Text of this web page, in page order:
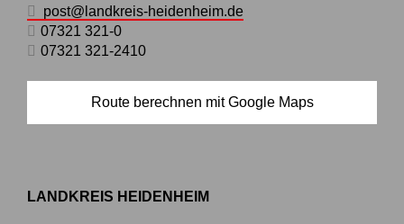
post@landkreis-heidenheim.de
07321 321-0
07321 321-2410
Route berechnen mit Google Maps
LANDKREIS HEIDENHEIM